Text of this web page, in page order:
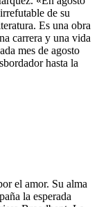
de su
Es una obra
carrera y una vida
mes de agosto
hasta la
el amor. Su alma
la esperada